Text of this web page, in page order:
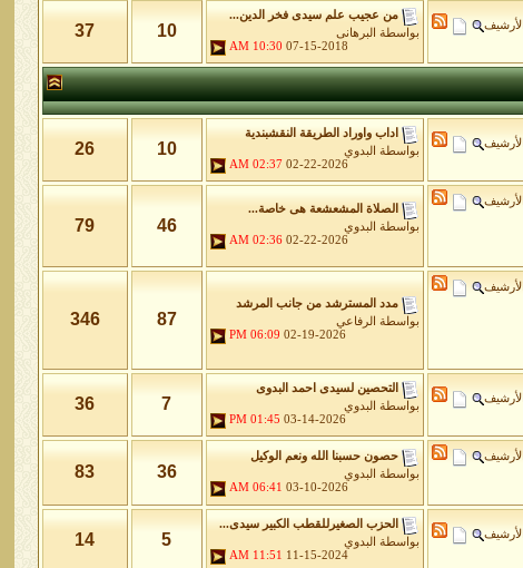
الأرشيف
من عجيب علم سيدى فخر الدين...
بواسطة
البرهانى
07-15-2018
10:30 AM
10
37
الأرشيف
اداب واوراد الطريقة النقشبندية
بواسطة
البدوي
02-22-2026
02:37 AM
10
26
الأرشيف
الصلاة المشعشعة هى خاصة...
بواسطة
البدوي
02-22-2026
02:36 AM
46
79
الأرشيف
مدد المسترشد من جانب المرشد
بواسطة
الرفاعي
02-19-2026
06:09 PM
87
346
الأرشيف
التحصين لسيدى احمد البدوى
بواسطة
البدوي
03-14-2026
01:45 PM
7
36
الأرشيف
حصون حسبنا الله ونعم الوكيل
بواسطة
البدوي
03-10-2026
06:41 AM
36
83
الأرشيف
الحزب الصغيرللقطب الكبير سيدى...
بواسطة
البدوي
11-15-2024
11:51 AM
5
14